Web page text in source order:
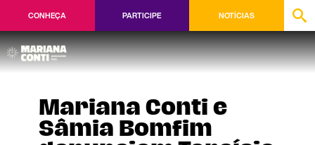
CONHEÇA PARTICIPE NOTÍCIAS
Mariana Conti e
Sâmia Bomfim